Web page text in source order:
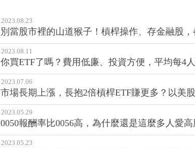
2023.08.23
別當股市裡的山道猴子！槓桿操作、存金融股，
2023.08.11
你買ETF了嗎？費用低廉、投資方便，平均每4人
2023.07.06
市場長期上漲，長抱2倍槓桿ETF賺更多？以美
2023.05.29
0050報酬率比0056高，為什麼還是這麼多人愛
2023.05.23